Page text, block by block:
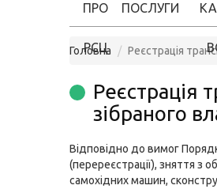
ПРО
РСЦ
ПОСЛУГИ
Головна Реєстрація
Реєстрація
зібраного
Відповідно до вимог
(перереєстрації), зняття з
самохідних машин,